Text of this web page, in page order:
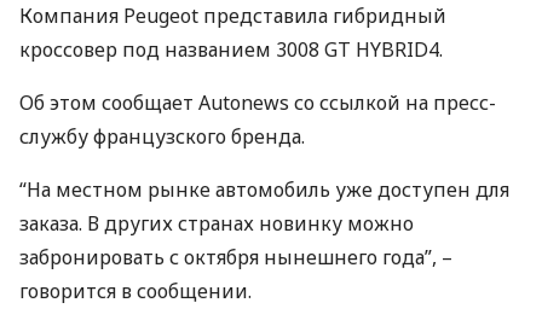
Компания Peugeot представила гибридный
кроссовер под названием 3008 GT HYBRID4.
Об этом сообщает Autonews со ссылкой на пресс-
службу французского бренда.
“На местном рынке автомобиль уже доступен для
заказа. В других странах новинку можно
забронировать с октября нынешнего года”, –
говорится в сообщении.